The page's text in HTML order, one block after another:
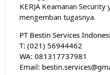
KERJA Keamanan
mengemban tugasnya.
PT Bestin Services
T: (021) 56944462
WA: 081317737981
Email: